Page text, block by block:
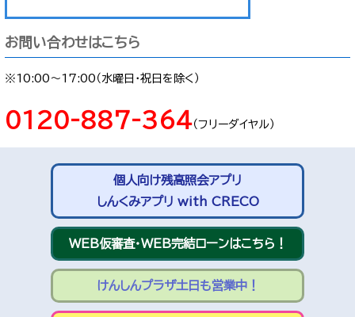
お問い合わせはこちら
※10:00～17:00（水曜日・祝日を除く）
0120-887-364（フリーダイヤル）
個人向け残高照会アプリ
しんくみアプリ with CRECO
WEB仮審査・WEB完結ローンはこちら！
けんしんプラザ土日も営業中！